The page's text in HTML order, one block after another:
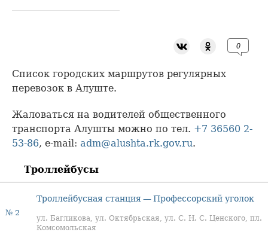
0
Список городских маршрутов регулярных
перевозок в Алуште.
Жаловаться на водителей общественного
транспорта Алушты можно по тел. +7 36560 2-
53-86, e-mail: adm@alushta.rk.gov.ru.
Троллейбусы
№ 2
Троллейбусная станция — Профессорский уголок
ул. Багликова, ул. Октябрьская, ул. С. Н. С. Ценского, пл.
Комсомольская